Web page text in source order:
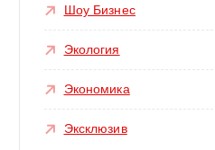
Шоу Бизнес
Экология
Экономика
Эксклюзив